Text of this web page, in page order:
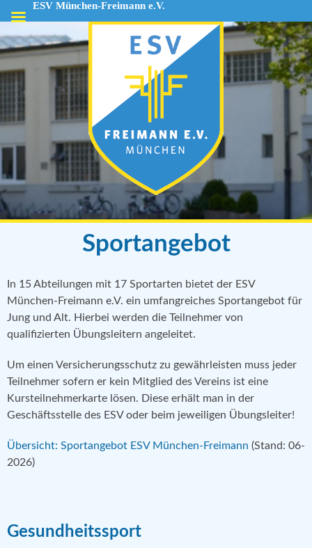
ESV
München-
Freimann
Sportangebot
In 15 Abteilungen mit 17 Sportarten bietet der ESV
München-Freimann e.V. ein umfangreiches Sportangebot für
Jung und Alt. Hierbei werden die Teilnehmer von
qualifizierten Übungsleitern angeleitet.
Um einen Versicherungsschutz zu gewährleisten muss jeder
Teilnehmer sofern er kein Mitglied des Vereins ist eine
Kursteilnehmerkarte lösen. Diese erhält man in der
Geschäftsstelle des ESV oder beim jeweiligen Übungsleiter!
Übersicht: Sportangebot ESV München-Freimann (Stand: 06-
2026)
Gesundheitssport
ESV München-Freimann e.V.